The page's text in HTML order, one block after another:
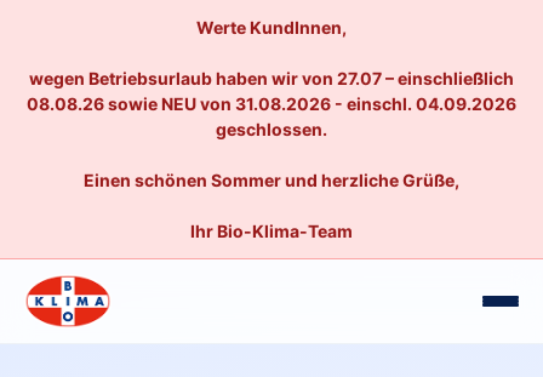
Werte KundInnen,
wegen Betriebsurlaub haben wir von 27.07 – einschließlich
08.08.26 sowie NEU von 31.08.2026 - einschl. 04.09.2026
geschlossen.
Einen schönen Sommer und herzliche Grüße,
Ihr Bio-Klima-Team